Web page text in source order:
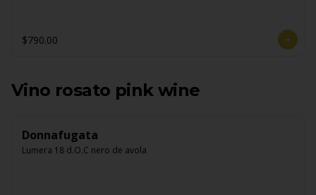
$790.00
Vino rosato pink wine
Donnafugata
Lumera 18 d.O.C nero de avola